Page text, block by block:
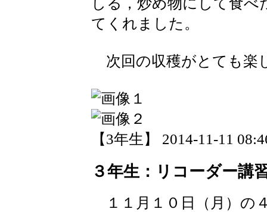
てくれました。
次回の収穫がとても楽
【3年生】 2014-11-11
３年生：リコーダー講
１１月１０日（月）の